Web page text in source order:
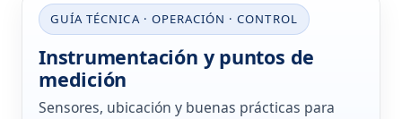
GUÍA TÉCNICA · OPERACIÓN · CONTROL
Instrumentación y puntos de
medición
Sensores, ubicación y buenas prácticas para